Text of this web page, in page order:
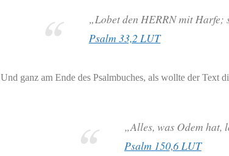
„Lobet den HERRN mit Harfe;
Psalm 33,2 LUT
Und ganz am Ende des Psalmbuches, als wollte der Text
„Alles, was Odem
Psalm 150,6 LUT